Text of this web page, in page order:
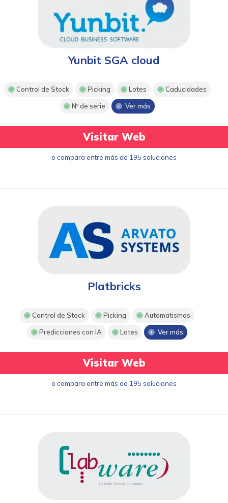
Yunbit SGA cloud
Control de Stock Picking Lotes Caducidades
Nº de serie Ver más
Visitar Web
o compara entre más de 195 soluciones
Platbricks
Control de Stock Picking Automatismos
Predicciones con IA Lotes Ver más
Visitar Web
o compara entre más de 195 soluciones